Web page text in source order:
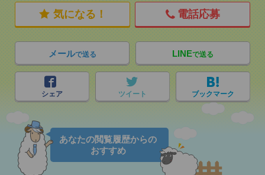
気になる！ 電話応募
メールで送る LINEで送る
シェア ツイート ブックマーク
あなたの閲覧履歴からの
おすすめ